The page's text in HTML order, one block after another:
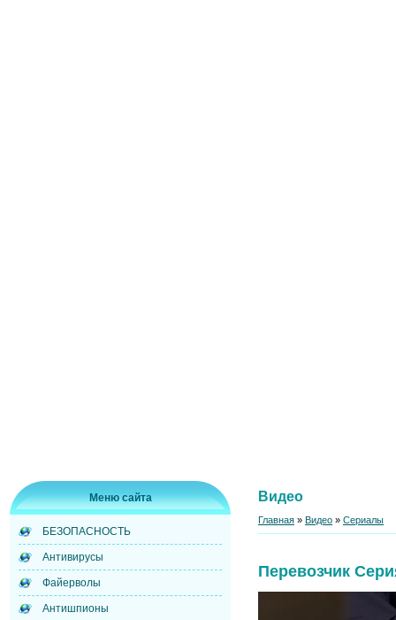
Меню сайта
БЕЗОПАСНОСТЬ
Антивирусы
Файерволы
Антишпионы
Видео
Главная » Видео » Сериалы
Перевозчик